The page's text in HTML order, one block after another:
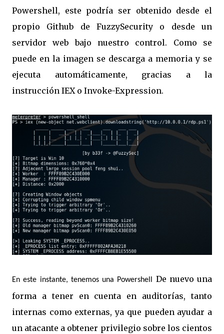
Powershell, este podría ser obtenido desde el
propio Github de FuzzySecurity o desde un
servidor web bajo nuestro control. Como se
puede en la imagen se descarga a memoria y se
ejecuta automáticamente, gracias a la
instrucción IEX o Invoke-Expression.
En este instante, tenemos una Powershell De nuevo una
forma a tener en cuenta en auditorías, tanto
internas como externas, ya que pueden ayudar a
un atacante a obtener privilegio sobre los cientos